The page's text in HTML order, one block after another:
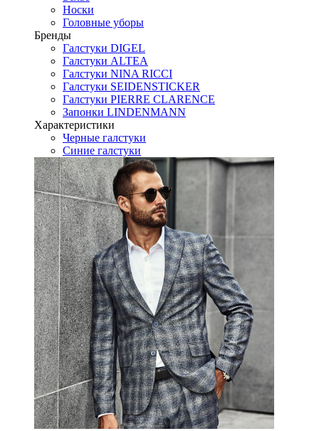
Носки
Головные уборы
Бренды
Галстуки DIGEL
Галстуки ALTEA
Галстуки NINA RICCI
Галстуки SEIDENSTICKER
Галстуки PIERRE CLARENCE
Запонки LINDENMANN
Характеристики
Черные галстуки
Синие галстуки